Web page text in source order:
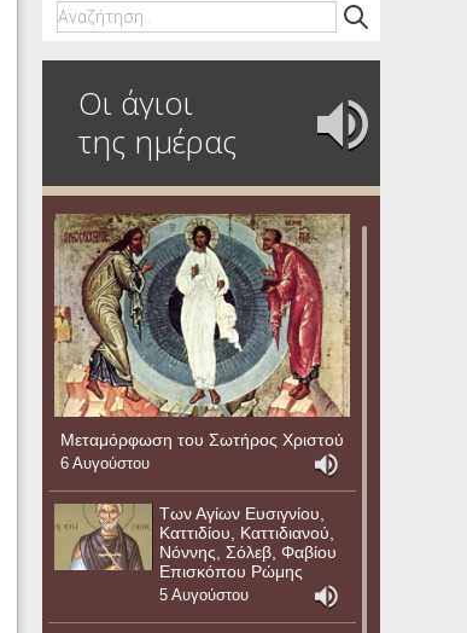
Οι άγιοι
της ημέρας
Μεταμόρφωση του Σωτήρος Χριστού
6 Αυγούστου
Των Αγίων Ευσιγνίου,
Καττιδίου, Καττιδιανού,
Νόννης, Σόλεβ, Φαβίου
Επισκόπου Ρώμης
5 Αυγούστου